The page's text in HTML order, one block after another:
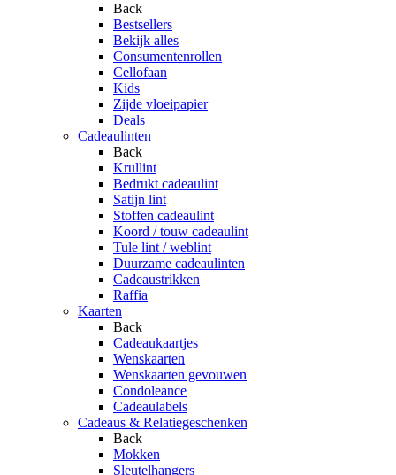
Back
Bestsellers
Bekijk alles
Consumentenrollen
Cellofaan
Kids
Zijde vloeipapier
Deals
Cadeaulinten
Back
Krullint
Bedrukt cadeaulint
Satijn lint
Stoffen cadeaulint
Koord / touw cadeaulint
Tule lint / weblint
Duurzame cadeaulinten
Cadeaustrikken
Raffia
Kaarten
Back
Cadeaukaartjes
Wenskaarten
Wenskaarten gevouwen
Condoleance
Cadeaulabels
Cadeaus & Relatiegeschenken
Back
Mokken
Sleutelhangers